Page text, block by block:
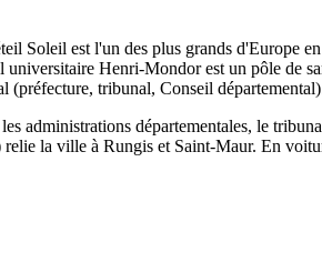
Soleil est l'un des plus grands d'Europe
Henri-Mondor est un pôle de
(préfecture, tribunal, Conseil
administrations départementales, le
la ville à Rungis et Saint-Maur. En